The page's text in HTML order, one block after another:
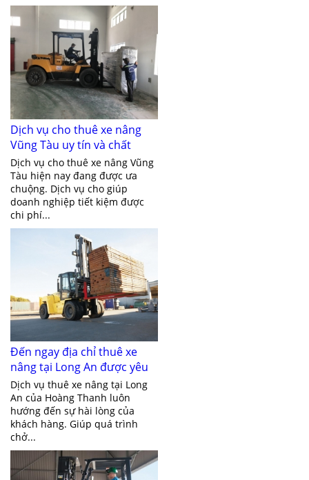
Dịch vụ cho thuê xe nâng
Vũng Tàu uy tín và chất
lượng
Dịch vụ cho thuê xe nâng Vũng
Tàu hiện nay đang được ưa
chuộng. Dịch vụ cho giúp
doanh nghiệp tiết kiệm được
chi phí...
Đến ngay địa chỉ thuê xe
nâng tại Long An được yêu
thích nhất hiện nay
Dịch vụ thuê xe nâng tại Long
An của Hoàng Thanh luôn
hướng đến sự hài lòng của
khách hàng. Giúp quá trình
chở...